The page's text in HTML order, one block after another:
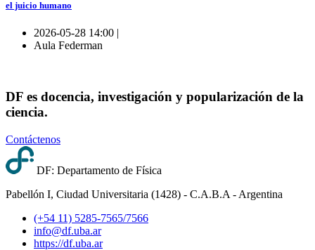
el juicio humano
2026-05-28 14:00 |
Aula Federman
DF es docencia, investigación y popularización de la
ciencia.
Contáctenos
DF: Departamento de Física
Pabellón I, Ciudad Universitaria (1428) - C.A.B.A - Argentina
(+54 11) 5285-7565/7566
info@df.uba.ar
https://df.uba.ar